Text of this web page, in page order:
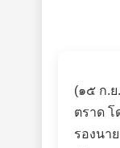
(๑๕ ก.
ตราด
รองนา